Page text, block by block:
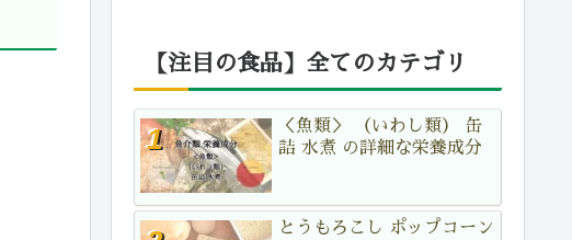
【注目の食品】全てのカテゴリ
＜魚類＞ （いわし類） 缶
詰 水煮 の詳細な栄養成分
とうもろこし ポップコーン